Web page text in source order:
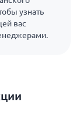
узнать
вас